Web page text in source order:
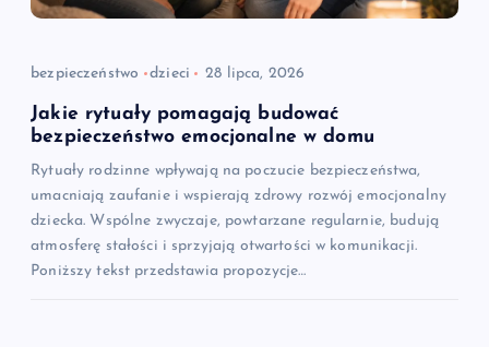
bezpieczeństwo dzieci 28 lipca, 2026
Jakie rytuały pomagają budować
bezpieczeństwo emocjonalne w domu
Rytuały rodzinne wpływają na poczucie bezpieczeństwa,
umacniają zaufanie i wspierają zdrowy rozwój emocjonalny
dziecka. Wspólne zwyczaje, powtarzane regularnie, budują
atmosferę stałości i sprzyjają otwartości w komunikacji.
Poniższy tekst przedstawia propozycje…